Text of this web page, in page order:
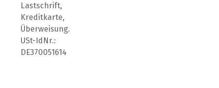
Lastschrift,
Kreditkarte,
Überweisung.
USt-IdNr.:
DE370051614